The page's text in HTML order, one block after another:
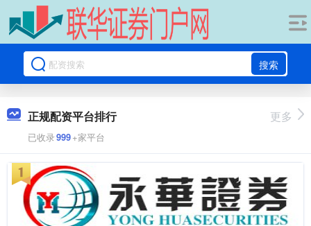
搜索
正规配资平台排行
已收录999+家平台
更多